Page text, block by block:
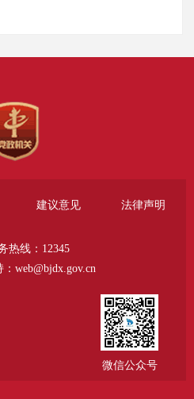
公开信息，让群众
作情况、进程。
主动公开政府信息
发布“清源e讯”微信
，阅读人数49.3
在国家级媒体发布
篇、区级1010篇、
建议意见 法律声明
热线：12345
web@bjdx.gov.cn
微信公众号